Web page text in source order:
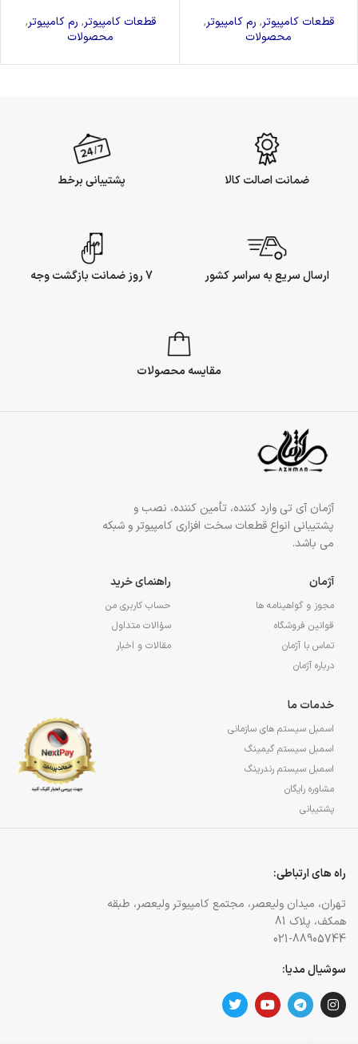
قطعات کامپیوتر, رم کامپیوتر,
محصولات
قطعات کامپیوتر, رم کامپیوتر,
محصولات
ضمانت اصالت کالا پشتیبانی برخط
ارسال سریع به سراسر کشور 7 روز ضمانت بازگشت وجه
مقایسه محصولات
آژمان آی تی وارد کننده، تأمین کننده، نصب و
پشتیبانی انواع قطعات سخت افزاری کامپیوتر و شبکه
می باشد.
آژمان
مجوز و گواهینامه ها
قوانین فروشگاه
تماس با آژمان
درباره آژمان
راهنمای خرید
حساب کاربری من
سؤالات متداول
مقالات و اخبار
خدمات ما
اسمبل سیستم های سازمانی
اسمبل سیستم گیمینگ
اسمبل سیستم رندرینگ
مشاوره رایگان
پشتیبانی
راه های ارتباطی:
تهران، میدان ولیعصر، مجتمع کامپیوتر ولیعصر، طبقه
همکف، پلاک 81
021-88905744
سوشیال مدیا: